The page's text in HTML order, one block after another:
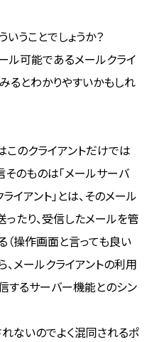
いうことでしょうか？
ル可能であるメールクライ
るとわかりやすいかもしれ
このクライアントだけでは
のものは「メールサーバ
イアント」とは、そのメール
たり、受信したメールを管
（操作画面と言っても良い
、メールクライアントの利用
するサーバー機能とのシン
ないのでよく混同されるポ